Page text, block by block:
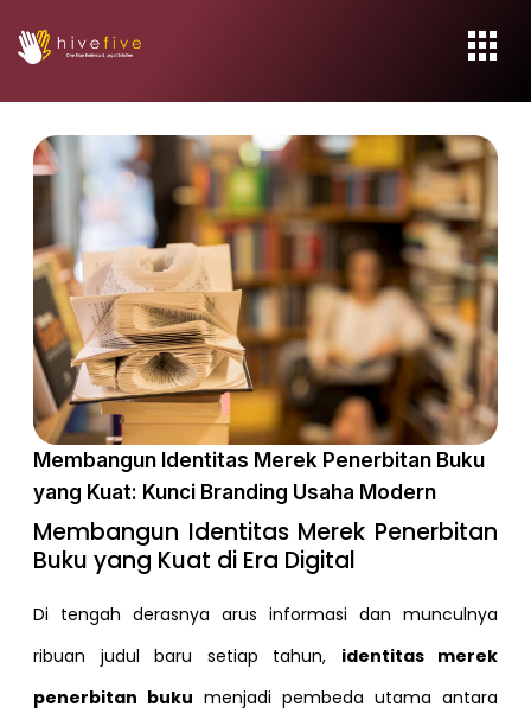
Membangun Identitas Merek Penerbitan Buku
yang Kuat: Kunci Branding Usaha Modern
Membangun Identitas Merek Penerbitan
Buku yang Kuat di Era Digital
Di tengah derasnya arus informasi dan munculnya
ribuan judul baru setiap tahun, identitas merek
penerbitan buku menjadi pembeda utama antara